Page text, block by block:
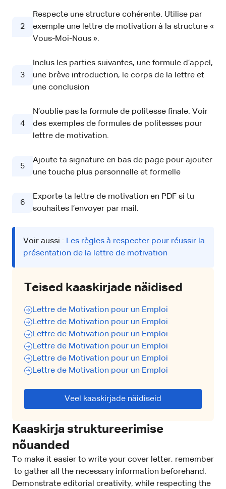
2
Respecte une structure cohérente. Utilise par
exemple une lettre de motivation à la structure «
Vous-Moi-Nous ».
3
Inclus les parties suivantes, une formule d’appel,
une brève introduction, le corps de la lettre et
une conclusion
4
N’oublie pas la formule de politesse finale. Voir
des exemples de formules de politesses pour
lettre de motivation.
5
Ajoute ta signature en bas de page pour ajouter
une touche plus personnelle et formelle
6
Exporte ta lettre de motivation en PDF si tu
souhaites l’envoyer par mail.
Voir aussi : Les règles à respecter pour réussir la
présentation de la lettre de motivation
Teised kaaskirjade näidised
Lettre de Motivation pour un Emploi
Lettre de Motivation pour un Emploi
Lettre de Motivation pour un Emploi
Lettre de Motivation pour un Emploi
Lettre de Motivation pour un Emploi
Lettre de Motivation pour un Emploi
Veel kaaskirjade näidiseid
Kaaskirja struktureerimise
nõuanded
To make it easier to write your cover letter, remember
to gather all the necessary information beforehand.
Demonstrate editorial creativity, while respecting the